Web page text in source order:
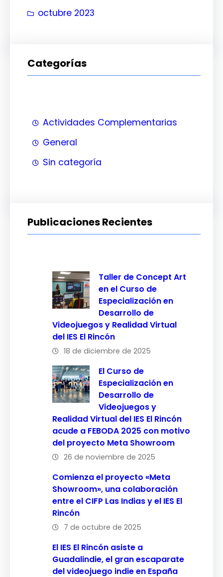
octubre 2023
Categorías
Actividades Complementarias
General
Sin categoría
Publicaciones Recientes
Taller de Concept Art
en el Curso de
Especialización en
Desarrollo de
Videojuegos y Realidad Virtual
del IES El Rincón
18 de diciembre de 2025
El Curso de
Especialización en
Desarrollo de
Videojuegos y
Realidad Virtual del IES El Rincón
acude a FEBODA 2025 con motivo
del proyecto Meta Showroom
26 de noviembre de 2025
Comienza el proyecto «Meta
Showroom», una colaboración
entre el CIFP Las Indias y el IES El
Rincón
7 de octubre de 2025
El IES El Rincón asiste a
Guadalindie, el gran escaparate
del videojuego indie en España